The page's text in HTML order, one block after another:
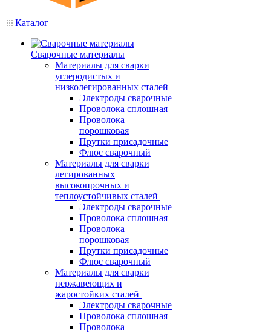
Каталог
Сварочные материалы
Материалы для сварки
углеродистых и
низколегированных сталей
Электроды сварочные
Проволока сплошная
Проволока
порошковая
Прутки присадочные
Флюс сварочный
Материалы для сварки
легированных
высокопрочных и
теплоустойчивых сталей
Электроды сварочные
Проволока сплошная
Проволока
порошковая
Прутки присадочные
Флюс сварочный
Материалы для сварки
нержавеющих и
жаростойких сталей
Электроды сварочные
Проволока сплошная
Проволока